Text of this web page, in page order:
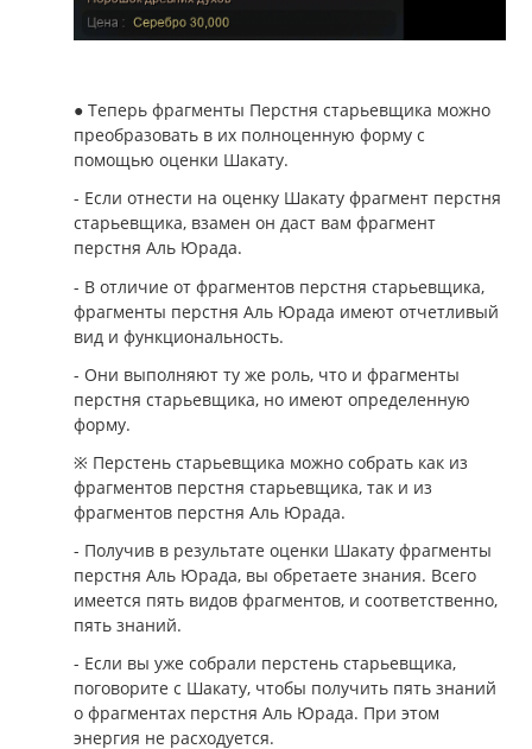
● Теперь фрагменты Перстня старьевщика можно
преобразовать в их полноценную форму с
помощью оценки Шакату.
- Если отнести на оценку Шакату фрагмент перстня
старьевщика, взамен он даст вам фрагмент
перстня Аль Юрада.
- В отличие от фрагментов перстня старьевщика,
фрагменты перстня Аль Юрада имеют отчетливый
вид и функциональность.
- Они выполняют ту же роль, что и фрагменты
перстня старьевщика, но имеют определенную
форму.
※ Перстень старьевщика можно собрать как из
фрагментов перстня старьевщика, так и из
фрагментов перстня Аль Юрада.
- Получив в результате оценки Шакату фрагменты
перстня Аль Юрада, вы обретаете знания. Всего
имеется пять видов фрагментов, и соответственно,
пять знаний.
- Если вы уже собрали перстень старьевщика,
поговорите с Шакату, чтобы получить пять знаний
о фрагментах перстня Аль Юрада. При этом
энергия не расходуется.